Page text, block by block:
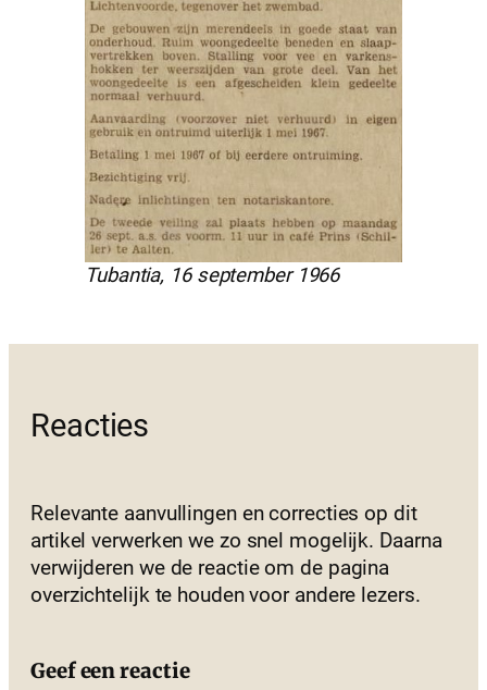
Tubantia, 16 september 1966
Reacties
Relevante aanvullingen en correcties op dit
artikel verwerken we zo snel mogelijk. Daarna
verwijderen we de reactie om de pagina
overzichtelijk te houden voor andere lezers.
Geef een reactie